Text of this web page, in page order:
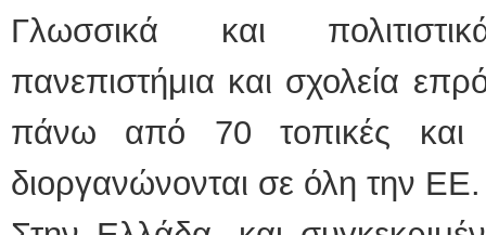
Γλωσσικά και
πανεπιστήμια και σχολεία
πάνω από 70 τοπικές και
διοργανώνονται σε όλη την ΕΕ.